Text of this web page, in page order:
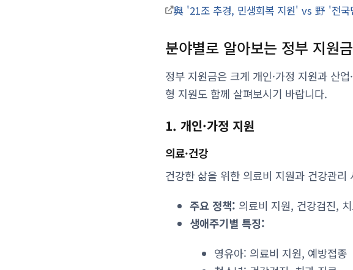
與 '21조 추경, 민생회복 지원' vs 野 '전
분야별로 알아보는 정부 지원금
정부 지원금은 크게 개인·가정 지원과 산
형 지원도 함께 살펴보시기 바랍니다.
1. 개인·가정 지원
의료·건강
건강한 삶을 위한 의료비 지원과 건강관리
주요 정책: 의료비 지원, 건강검진,
생애주기별 특징:
영유아: 의료비 지원, 예방접종